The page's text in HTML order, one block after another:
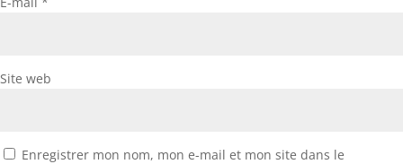
Site web
Enregistrer mon nom, mon e-mail et mon site dans le